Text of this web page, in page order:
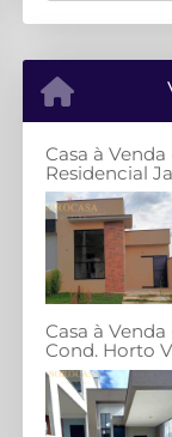
Casa à
Residencial
Casa à
Cond. Horto